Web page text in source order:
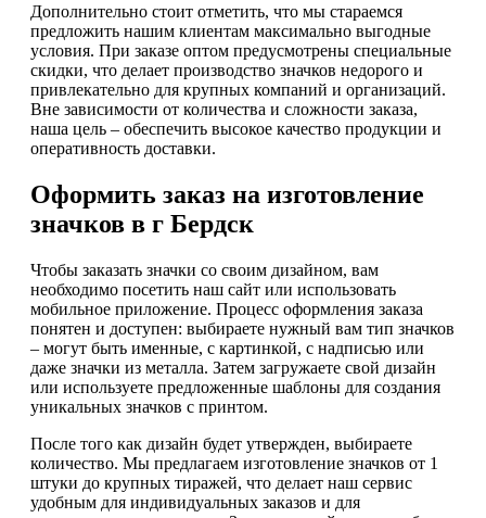
Дополнительно стоит отметить, что мы стараемся
предложить нашим клиентам максимально выгодные
условия. При заказе оптом предусмотрены специальные
скидки, что делает производство значков недорого и
привлекательно для крупных компаний и организаций.
Вне зависимости от количества и сложности заказа,
наша цель – обеспечить высокое качество продукции и
оперативность доставки.
Оформить заказ на изготовление
значков в г Бердск
Чтобы заказать значки со своим дизайном, вам
необходимо посетить наш сайт или использовать
мобильное приложение. Процесс оформления заказа
понятен и доступен: выбираете нужный вам тип значков
– могут быть именные, с картинкой, с надписью или
даже значки из металла. Затем загружаете свой дизайн
или используете предложенные шаблоны для создания
уникальных значков с принтом.
После того как дизайн будет утвержден, выбираете
количество. Мы предлагаем изготовление значков от 1
штуки до крупных тиражей, что делает наш сервис
удобным для индивидуальных заказов и для